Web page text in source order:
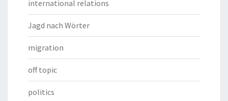
international relations
Jagd nach Wörter
migration
off topic
politics